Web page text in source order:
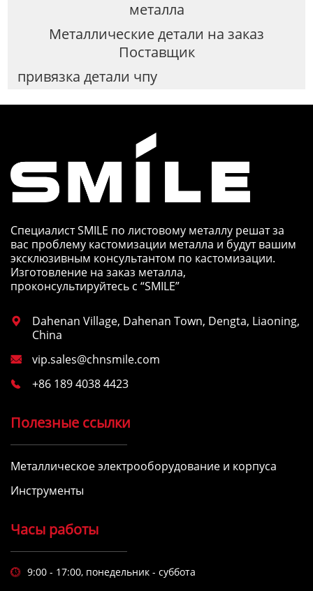
металла
Металлические детали на заказ
Поставщик
привязка детали чпу
Специалист SMILE по листовому металлу решат за
вас проблему кастомизации металла и будут вашим
эксклюзивным консультантом по кастомизации.
Изготовление на заказ металла,
проконсультируйтесь с “SMILE”

Dahenan Village, Dahenan Town, Dengta, Liaoning,
China
 vip.sales@chnsmile.com
 +86 189 4038 4423
Полезные ссылки
Металлическое электрооборудование и корпуса
Инструменты
Часы работы
 9:00 - 17:00, понедельник - суббота